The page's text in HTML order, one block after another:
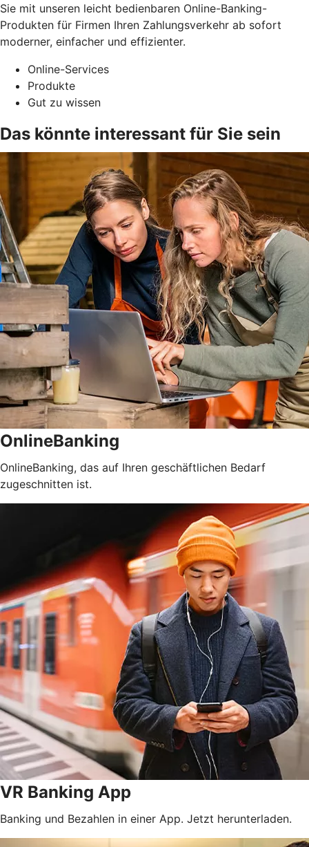
Sie mit unseren leicht bedienbaren Online-Banking-
Produkten für Firmen Ihren Zahlungsverkehr ab sofort
moderner, einfacher und effizienter.
Online-Services
Produkte
Gut zu wissen
Das könnte interessant für Sie sein
OnlineBanking
OnlineBanking, das auf Ihren geschäftlichen Bedarf
zugeschnitten ist.
VR Banking App
Banking und Bezahlen in einer App. Jetzt herunterladen.